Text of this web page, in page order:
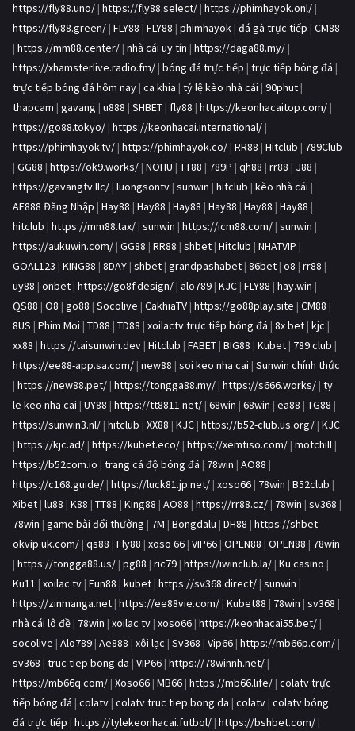
https://fly88.uno/ | https://fly88.select/ | https://phimhayok.onl/ |
https://fly88.green/ | FLY88 | FLY88 | phimhayok | đá gà trực tiếp | CM88
| https://mm88.center/ | nhà cái uy tín | https://daga88.my/ |
https://xhamsterlive.radio.fm/ | bóng đá trực tiếp | trực tiếp bóng đá |
trực tiếp bóng đá hôm nay | ca khia | tỷ lệ kèo nhà cái | 90phut |
thapcam | gavang | u888 | SHBET | fly88 | https://keonhacaitop.com/ |
https://go88.tokyo/ | https://keonhacai.international/ |
https://phimhayok.tv/ | https://phimhayok.co/ | RR88 | Hitclub | 789Club
| GG88 | https://ok9.works/ | NOHU | TT88 | 789P | qh88 | rr88 | J88 |
https://gavangtv.llc/ | luongsontv | sunwin | hitclub | kèo nhà cái |
AE888 Đăng Nhập | Hay88 | Hay88 | Hay88 | Hay88 | Hay88 | Hay88 |
hitclub | https://mm88.tax/ | sunwin | https://icm88.com/ | sunwin |
https://aukuwin.com/ | GG88 | RR88 | shbet | Hitclub | NHATVIP |
GOAL123 | KING88 | 8DAY | shbet | grandpashabet | 86bet | o8 | rr88 |
uy88 | onbet | https://go8f.design/ | alo789 | KJC | FLY88 | hay.win |
QS88 | O8 | go88 | Socolive | CakhiaTV | https://go88play.site | CM88 |
8US | Phim Moi | TD88 | TD88 | xoilactv trực tiếp bóng đá | 8x bet | kjc |
xx88 | https://taisunwin.dev | Hitclub | FABET | BIG88 | Kubet | 789 club |
https://ee88-app.sa.com/ | new88 | soi keo nha cai | Sunwin chính thức
| https://new88.pet/ | https://tongga88.my/ | https://s666.works/ | ty
le keo nha cai | UY88 | https://tt8811.net/ | 68win | 68win | ea88 | TG88 |
https://sunwin3.nl/ | hitclub | XX88 | KJC | https://b52-club.us.org/ | KJC
| https://kjc.ad/ | https://kubet.eco/ | https://xemtiso.com/ | motchill |
https://b52com.io | trang cá độ bóng đá | 78win | AO88 |
https://c168.guide/ | https://luck81.jp.net/ | xoso66 | 78win | B52club |
Xibet | lu88 | K88 | TT88 | King88 | AO88 | https://rr88.cz/ | 78win | sv368 |
78win | game bài đổi thưởng | 7M | Bongdalu | DH88 | https://shbet-
okvip.uk.com/ | qs88 | Fly88 | xoso 66 | VIP66 | OPEN88 | OPEN88 | 78win
| https://tongga88.us/ | pg88 | ric79 | https://iwinclub.la/ | Ku casino |
Ku11 | xoilac tv | Fun88 | kubet | https://sv368.direct/ | sunwin |
https://zinmanga.net | https://ee88vie.com/ | Kubet88 | 78win | sv368 |
nhà cái lô đề | 78win | xoilac tv | xoso66 | https://keonhacai55.bet/ |
socolive | Alo789 | Ae888 | xôi lạc | Sv368 | Vip66 | https://mb66p.com/ |
sv368 | truc tiep bong da | VIP66 | https://78winnh.net/ |
https://mb66q.com/ | Xoso66 | MB66 | https://mb66.life/ | colatv trực
tiếp bóng đá | colatv | colatv truc tiep bong da | colatv | colatv bóng
đá trực tiếp | https://tylekeonhacai.futbol/ | https://bshbet.com/ |